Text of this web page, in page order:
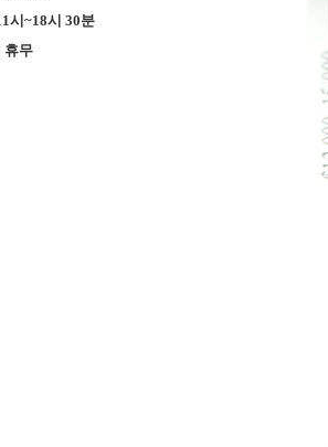
시~18시 30분
휴무